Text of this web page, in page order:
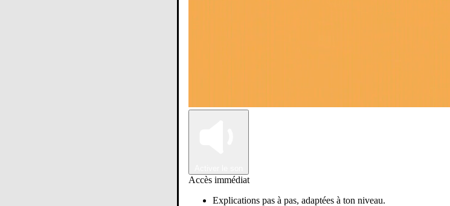
Accès immédiat
Explications pas à pas, adaptées à ton niveau.